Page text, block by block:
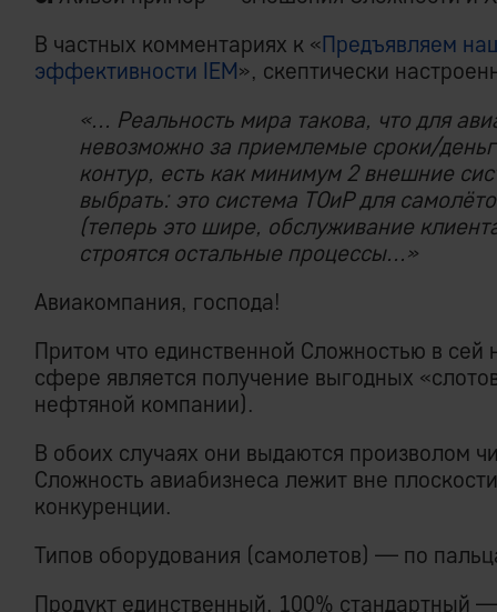
В частных комментариях к «Предъявляем
эффективности IEM», скептически
«... Реальность мира такова, что для
невозможно за приемлемые сроки/
контур, есть как минимум 2 внешние
выбрать: это система ТОиР для
(теперь это шире, обслуживание
строятся остальные процессы...»
Авиакомпания, господа!
Притом что единственной Сложностью в сей
сфере является получение выгодных
нефтяной компании).
В обоих случаях они выдаются произволом
Сложность авиабизнеса лежит вне
конкуренции.
Типов оборудования (самолетов) — по
Продукт единственный, 100% стандартный